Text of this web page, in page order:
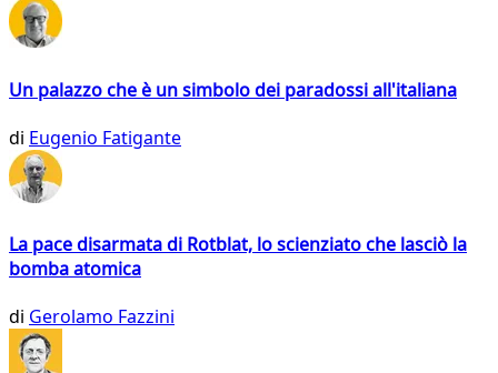
Un palazzo che è un simbolo dei paradossi all'italiana
di Eugenio Fatigante
La pace disarmata di Rotblat, lo scienziato che lasciò la
bomba atomica
di Gerolamo Fazzini